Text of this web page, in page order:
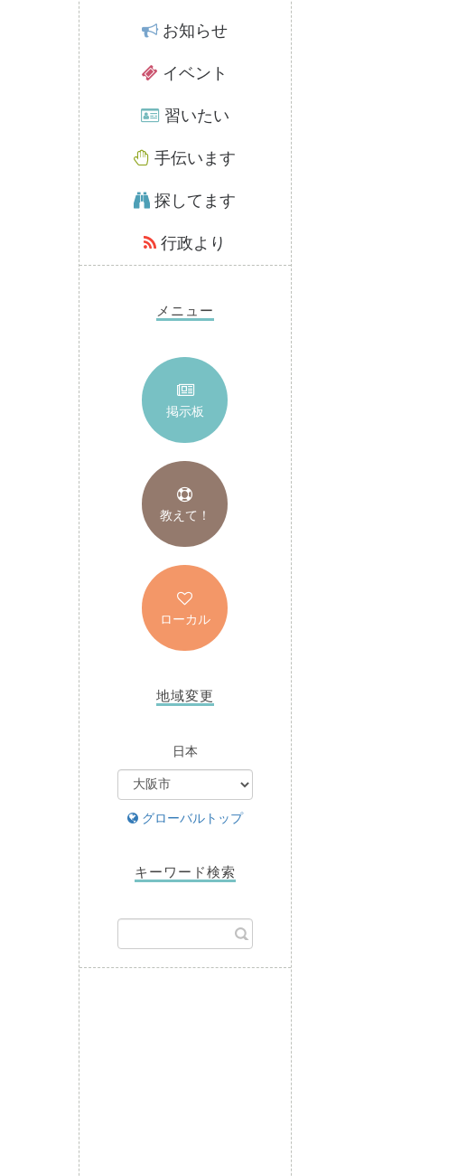
お知らせ
イベント
習いたい
手伝います
探してます
行政より
メニュー
掲示板
教えて！
ローカル
地域変更
日本
グローバルトップ
キーワード検索